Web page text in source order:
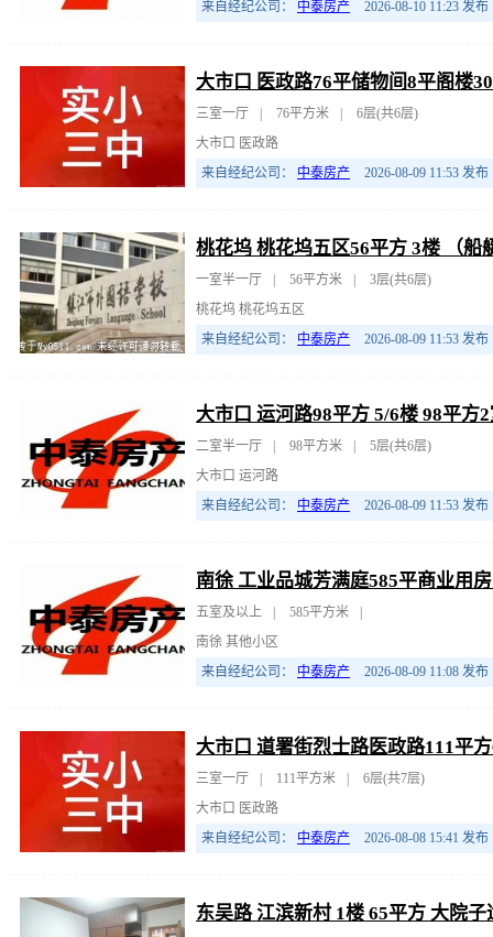
来自经纪公司： 中泰房产 2026-08-10 11:23 发布
大市口 医政路76平储物间8平阁楼
三室一厅 76平方米
6层(共6层)
大市口 医政路
来自经纪公司： 中泰房产 2026-08-09 11:53 发布
桃花坞 桃花坞五区56平方 3楼 （
一室半一厅 56平方米
3层(共6层)
桃花坞 桃花坞五区
来自经纪公司： 中泰房产 2026-08-09 11:53 发布
大市口 运河路98平方 5/6楼 98平方
二室半一厅 98平方米
5层(共6层)
大市口 运河路
来自经纪公司： 中泰房产 2026-08-09 11:53 发布
南徐 工业品城芳满庭585平商业用
五室及以上 585平方米
南徐 其他小区
来自经纪公司： 中泰房产 2026-08-09 11:08 发布
大市口 道署街烈士路医政路111平
三室一厅 111平方米
6层(共7层)
大市口 医政路
来自经纪公司： 中泰房产 2026-08-08 15:41 发布
东吴路 江滨新村 1楼 65平方 大院